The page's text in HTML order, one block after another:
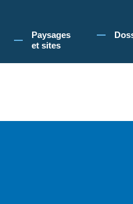
l'utilisation de cookies pour vous
Paysages
et sites